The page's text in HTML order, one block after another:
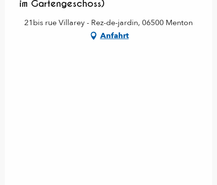
im Gartengeschoss)
21bis rue Villarey - Rez-de-jardin, 06500 Menton
Anfahrt